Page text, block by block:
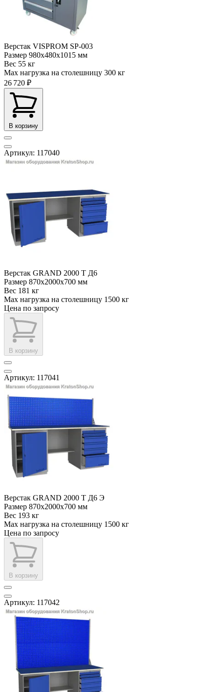
Верстак VISPROM SP-003
Размер 980х480х1015 мм
Вес 55 кг
Max нагрузка на столешницу 300 кг
26 720 ₽
В корзину
Артикул: 117040
Верстак GRAND 2000 Т Д6
Размер 870x2000x700 мм
Вес 181 кг
Max нагрузка на столешницу 1500 кг
Цена по запросу
В корзину
Артикул: 117041
Верстак GRAND 2000 Т Д6 Э
Размер 870x2000x700 мм
Вес 193 кг
Max нагрузка на столешницу 1500 кг
Цена по запросу
В корзину
Артикул: 117042